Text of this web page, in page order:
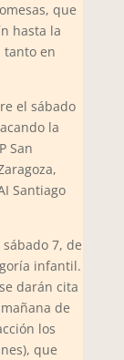
que
hasta la
tanto en
el sábado
la
San
Santiago
7, de
infantil.
darán cita
de
los
que